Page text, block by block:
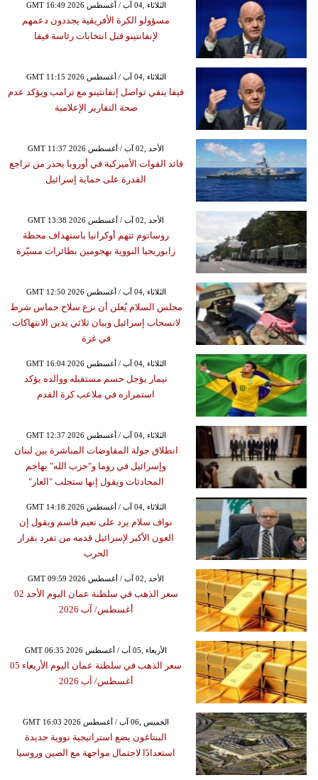
GMT 16:49 2026 الثلاثاء ,04 آب / أغسطس
مسؤولو الكرة الأفريقية يجددون دعمهم
لإنفانتينو قبل انتخابات رئاسة فيفا
GMT 11:15 2026 الثلاثاء ,04 آب / أغسطس
فيفا ينفي تواصل إنفانتينو مع ترامب ويؤكد عدم
صحة التقارير الإعلامية
GMT 11:37 2026 الأحد ,02 آب / أغسطس
قائد القوات الأميركية في أوروبا يحذر من تراجع
القدرة على حماية إسرائيل
GMT 13:38 2026 الأحد ,02 آب / أغسطس
روساتوم تتهم أوكرانيا باستهداف محطة
زابوريجيا النووية بهجومين بطائرات مسيّرة
GMT 12:50 2026 الثلاثاء ,04 آب / أغسطس
مجلس السلام يُعلن أن نزع سلاح حماس شرط
لانسحاب إسرائيل وبيان ثلاثي يدين الانتهاكات
في غزة
GMT 16:04 2026 الثلاثاء ,04 آب / أغسطس
نيمار يؤجل حسم مستقبله ووالده يؤكد
استمراره في ملاعب كرة القدم
GMT 12:37 2026 الثلاثاء ,04 آب / أغسطس
انطلاق جولة المفاوضات المباشرة بين لبنان
وإسرائيل في روما و"حزب الله" يهاجم
المحادثات ويقول إنها ستجلب "العار"
GMT 14:18 2026 الثلاثاء ,04 آب / أغسطس
نواف سلام يرد على نعيم قاسم ويقول إن
العون الأكبر لإسرائيل قدمه من تفرد بقرار
الحرب
GMT 09:59 2026 الأحد ,02 آب / أغسطس
سعر الذهب في سلطنة عمان اليوم الأحد 02
أغسطس/ آب 2026
GMT 06:35 2026 الأربعاء ,05 آب / أغسطس
سعر الذهب في سلطنة عمان اليوم الأربعاء 05
أغسطس/ آب 2026
GMT 16:03 2026 الخميس ,06 آب / أغسطس
البنتاغون يضع استراتيجية نووية جديدة
استعدادًا لاحتمال مواجهة مع الصين وروسيا